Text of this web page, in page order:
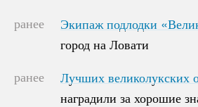
ранее
Экипаж подлодки
город на Ловати
Экипаж подлодки
город на Ловати
ранее
Лучших великолукских
наградили за хорошие
Лучших великолукских
наградили за хорошие